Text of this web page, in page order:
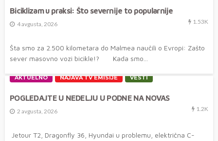
Biciklizam u praksi: Što severnije to popularnije
4 avgusta, 2026 1.53K
Šta smo za 2.500 kilometara do Malmea naučili o Evropi: Zašto
sever masovno vozi bicikle!? Kada smo...
AKTUELNO NAJAVA TV EMISIJE VESTI
POGLEDAJTE U NEDELJU U PODNE NA NOVAS
2 avgusta, 2026 1.2K
Jetour T2, Dragonfly 36, Hyundai u problemu, električna C-